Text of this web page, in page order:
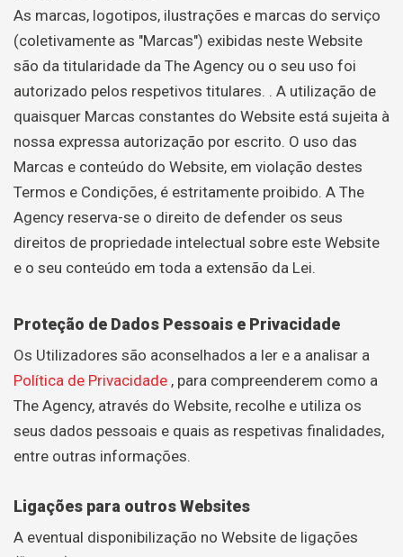
As marcas, logotipos, ilustrações e marcas do serviço
(coletivamente as "Marcas") exibidas neste Website
são da titularidade da The Agency ou o seu uso foi
autorizado pelos respetivos titulares. . A utilização de
quaisquer Marcas constantes do Website está sujeita à
nossa expressa autorização por escrito. O uso das
Marcas e conteúdo do Website, em violação destes
Termos e Condições, é estritamente proibido. A The
Agency reserva-se o direito de defender os seus
direitos de propriedade intelectual sobre este Website
e o seu conteúdo em toda a extensão da Lei.
Proteção de Dados Pessoais e Privacidade
Os Utilizadores são aconselhados a ler e a analisar a
Política de Privacidade , para compreenderem como a
The Agency, através do Website, recolhe e utiliza os
seus dados pessoais e quais as respetivas finalidades,
entre outras informações.
Ligações para outros Websites
A eventual disponibilização no Website de ligações